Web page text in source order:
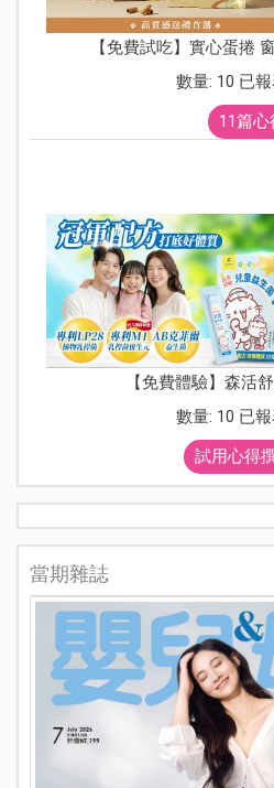
【免費試吃】實心蛋捲
數量: 10 已
11篇心
【免費體驗】森活
數量: 10 已
試用心得
當期雜誌